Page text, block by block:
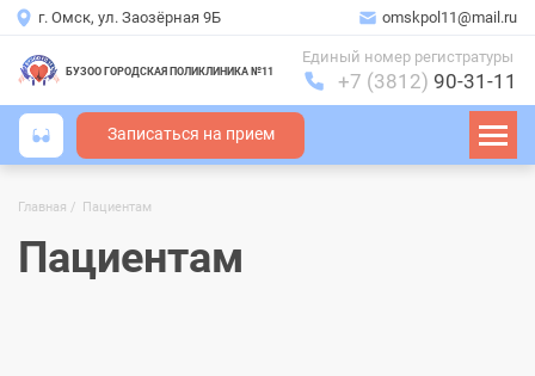
г. Омск, ул. Заозёрная 9Б omskpol11@mail.ru
БУЗОО ГОРОДСКАЯ ПОЛИКЛИНИКА №11
Единый номер регистратуры
+7 (3812) 90-31-11
Записаться на прием
Строка
навигации
Главная Пациентам
Пациентам